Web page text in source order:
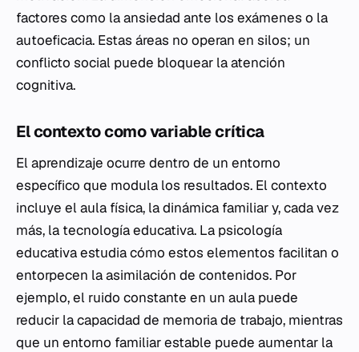
factores como la ansiedad ante los exámenes o la
autoeficacia. Estas áreas no operan en silos; un
conflicto social puede bloquear la atención
cognitiva.
El contexto como variable crítica
El aprendizaje ocurre dentro de un entorno
específico que modula los resultados. El contexto
incluye el aula física, la dinámica familiar y, cada vez
más, la tecnología educativa. La psicología
educativa estudia cómo estos elementos facilitan o
entorpecen la asimilación de contenidos. Por
ejemplo, el ruido constante en un aula puede
reducir la capacidad de memoria de trabajo, mientras
que un entorno familiar estable puede aumentar la